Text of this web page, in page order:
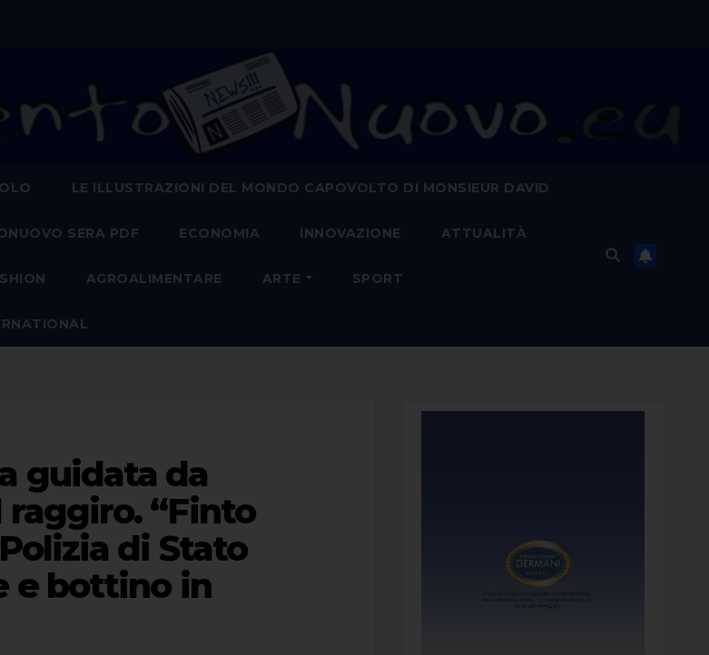
LE ILLUSTRAZIONI DEL MONDO CAPOVOLTO DI MONSIEUR DAVID
SERA PDF ECONOMIA INNOVAZIONE ATTUALITÀ
AGROALIMENTARE ARTE SPORT
guidata da
“Finto
di Stato
e bottino in